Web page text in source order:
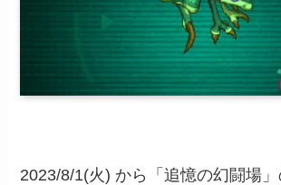
2023/8/1(火) から「追憶の幻闘場